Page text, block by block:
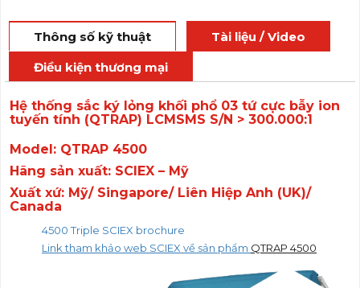
Thông số kỹ thuật
Tài liệu / Video
Điều kiện thương mại
Hệ thống sắc ký lỏng khối phổ 03 tứ cực bẫy ion
tuyến tính (QTRAP) LCMSMS S/N > 300.000:1
Model: QTRAP 4500
Hãng sản xuất: SCIEX – Mỹ
Xuất xứ: Mỹ/ Singapore/ Liên Hiệp Anh (UK)/
Canada
4500 Triple SCIEX brochure
Link tham khảo web SCIEX về sản phẩm QTRAP 4500